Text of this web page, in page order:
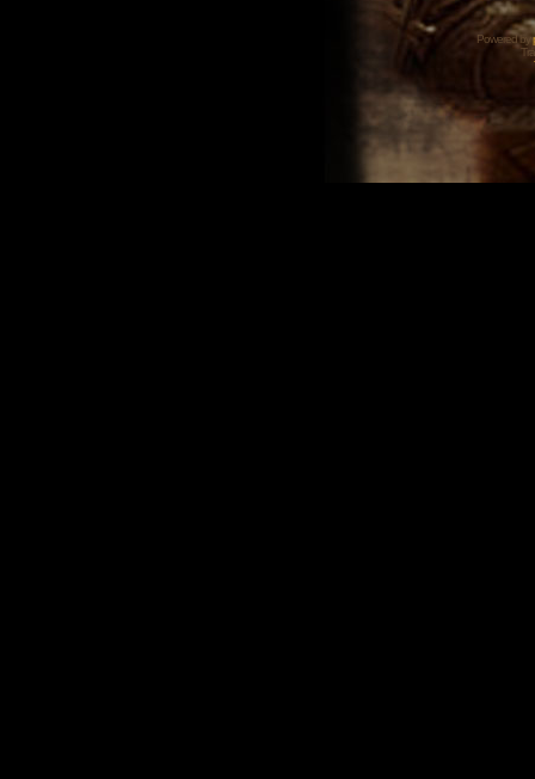
Powered by